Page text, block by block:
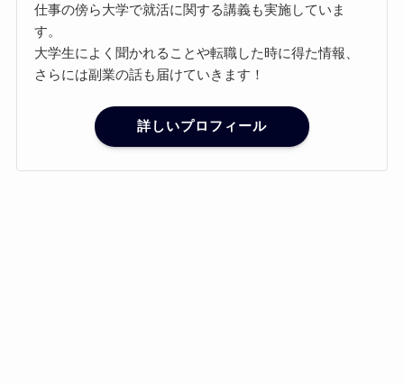
仕事の傍ら大学で就活に関する講義も実施していま
す。
大学生によく聞かれることや転職した時に得た情報、
さらには副業の話も届けていきます！
詳しいプロフィール